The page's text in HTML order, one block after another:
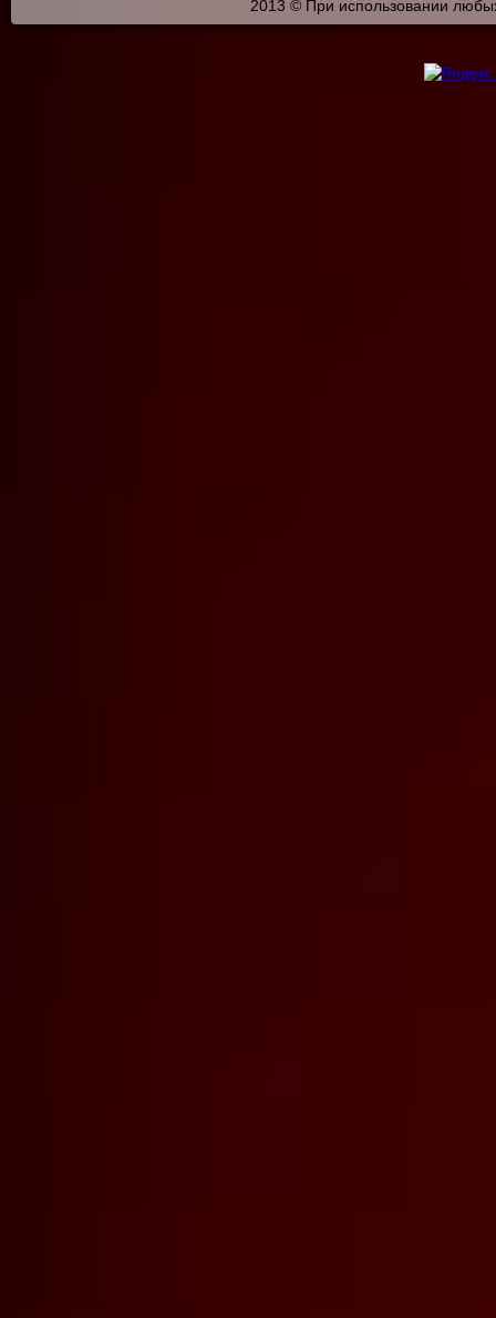
2013 © При использовании